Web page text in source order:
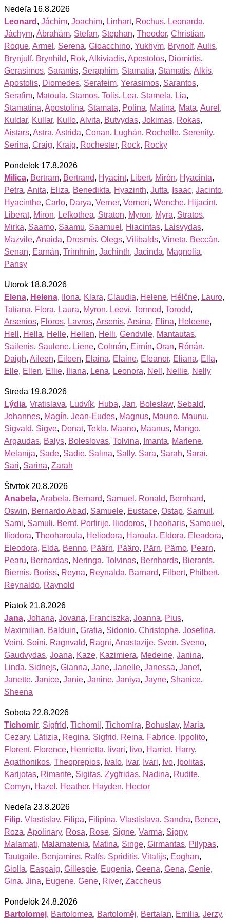
Nedeľa 16.8.2026
Leonard , Jáchim, Joachim, Linhart, Rochus, Leonarda,
Jáchym, Ábrahám, Stefan, Stephan, Theodor, Christian,
Roque, Armel , Serena, Gioacchino, Yukhym, Brynolf, Aulis,
Brynjulf, Brynhild, Rok, Alkiviadis, Apostolos, Diomidis,
Gerasimos, Sarantis, Seraphim, Stamatia, Stamatis, Alkis,
Apostolis, Diomedes, Serafeim, Yerasimos, Sarantos,
Serafim, Matoula, Stamos, Tolis, Lea, Stamela, Lia,
Stamatina, Apostolina, Stamata, Polina, Matina, Mata, Aurel ,
Kuldar, Kullar, Kullo, Alvita, Butvydas, Jokimas, Rokas,
Aistars, Astra, Astrida, Conan, Lughán, Rochelle, Serenity,
Serina, Craig, Kraig, Rochester, Rock, Rocky
Pondelok 17.8.2026
Milica, Bertram, Bertrand, Hyacint, Libert, Mirón, Hyacinta,
Petra, Anita, Eliza, Benedikta, Hyazinth, Jutta, Isaac, Jacinto,
Hyacinthe, Carlo, Darya, Verner, Verneri, Wenche, Hijacint,
Liberat, Miron, Lefkothea, Straton, Myron, Myra, Stratos,
Mirka, Saamo, Saamu, Saamuel , Hiacintas, Laisvydas,
Mazvile, Anaida, Drosmis, Olegs, Vilibalds, Vineta, Beccán,
Senan, Earnán, Trimhnín, Jachinth, Jacinda, Magnolia,
Pansy
Utorok 18.8.2026
Elena, Helena, Ilona, Klara, Claudia, Helene, Hélčne, Lauro,
Tatiana, Flora, Laura, Myron, Leevi, Tormod, Torodd,
Arsenios, Floros, Lavros, Arsenis, Arsina, Elina, Heleene,
Hell , Hella, Helle, Hellen, Helli, Gendvile, Mantautas,
Sailenis, Saulene, Liene, Colmán, Eirnín, Oran, Rónán,
Daigh, Aileen, Eileen, Elaina, Elaine, Eleanor, Eliana, Ella,
Elle, Ellen, Ellie, Iliana, Lena, Leonora, Nell , Nellie, Nelly
Streda 19.8.2026
Lýdia, Vratislava, Ludvík, Huba, Jan, Bolesław, Sebald,
Johannes, Magín, Jean-Eudes, Magnus, Mauno, Maunu,
Sigvald, Sigve, Donat, Tekla, Maano, Maanus, Mango,
Argaudas, Balys, Boleslovas, Tolvina, Imanta, Marlene,
Melanija, Sade, Sadie, Salina, Sally, Sara, Sarah, Sarai,
Sari, Sarina, Zarah
Štvrtok 20.8.2026
Anabela, Arabela, Bernard, Samuel , Ronald, Bernhard,
Oswin, Bernardo Abad, Samuele, Eustace, Ostap, Samuil ,
Sami, Samuli, Bernt, Porfirije, Iliodoros, Theoharis, Samouel ,
Iliodora, Theoharoula, Heliodora, Haroula, Eldora, Eleadora,
Eleodora, Elda, Benno, Päärn, Pääro, Pärn, Pärno, Pearn,
Pearu, Bernardas, Neringa, Tolvinas, Bernhards, Bierants,
Biernis, Boriss, Reyna, Reynalda, Barnard, Filbert, Philbert,
Reynaldo, Raynold
Piatok 21.8.2026
Jana, Johana, Jovana, Franciszka, Joanna, Pius,
Maximilian, Balduin, Gratia, Sidonio, Christophe, Josefina,
Veini, Soini, Ragnvald, Ragni, Anastazije, Sven, Sveno,
Gaudvydas, Joana, Kaze, Kazimiera, Medeine, Janina,
Linda, Sidnejs, Gianna, Jane, Janelle, Janessa, Janet,
Janette, Janice, Janie, Janine, Janiya, Jayne, Shanice,
Sheena
Sobota 22.8.2026
Tichomír, Sigfríd, Tichomil , Tichomíra, Bohuslav, Maria,
Cezary, Lätizia, Regina, Sigfrid, Reina, Fabrice, Ippolito,
Florent, Florence, Henrietta, Iivari, Iivo, Harriet, Harry,
Agathonikos, Theoprepios, Ivalo, Ivar, Ivari, Ivo, Ipolitas,
Karijotas, Rimante, Sigitas, Zygfridas, Nadina, Rudite,
Comyn, Hazel , Heather, Hayden, Hector
Nedeľa 23.8.2026
Filip, Vlastislav, Filipa, Filipína, Vlastislava, Sandra, Bence,
Roza, Apolinary, Rosa, Rose, Signe, Varma, Signy,
Malamati, Malamatenia, Matina, Singe, Girmantas, Pilypas,
Tautgaile, Benjamins, Ralfs, Spriditis, Vitalijs, Eoghan,
Giolla, Easpaig, Gillespie, Eugenia, Geena, Gena, Genie,
Gina, Jina, Eugene, Gene, River, Zaccheus
Pondelok 24.8.2026
Bartolomej, Bartolomea, Bartoloměj, Bertalan, Emilia, Jerzy,